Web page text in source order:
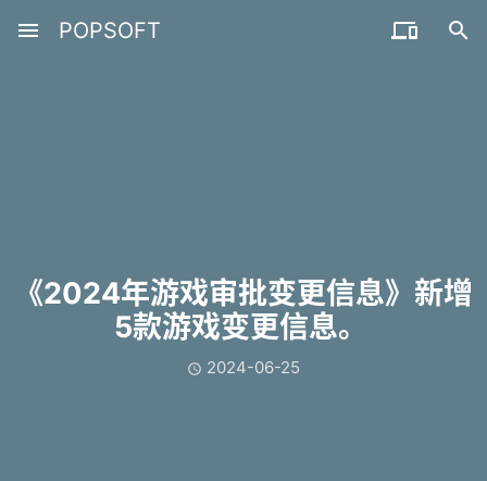
menu POPSOFT  
《2024年游戏审批变更信息》新增
5款游戏变更信息。 ​​​
 2024-06-25